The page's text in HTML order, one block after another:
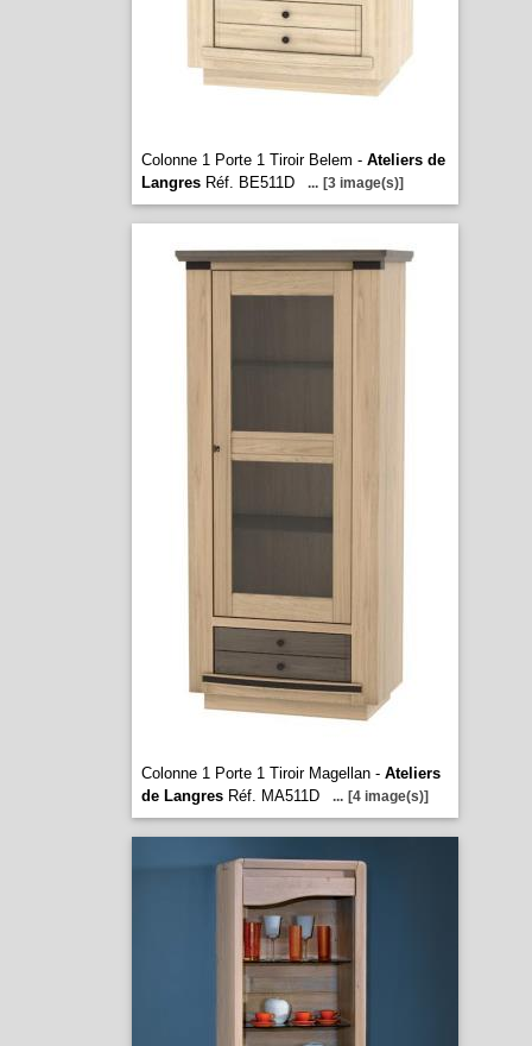
Colonne 1 Porte 1 Tiroir Belem - Ateliers de
LangresRéf. BE511D ... [3 image(s)]
Colonne 1 Porte 1 Tiroir Magellan - Ateliers
de LangresRéf. MA511D ... [4 image(s)]